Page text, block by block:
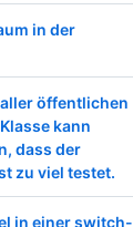
in der
öffentlichen
kann
dass der
zu viel testet.
in einer switch-